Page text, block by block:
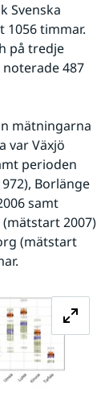
Svenska
1056 timmar.
på tredje
487
mätningarna
var Växjö
perioden
Borlänge
samt
(mätstart 2007)
(mätstart